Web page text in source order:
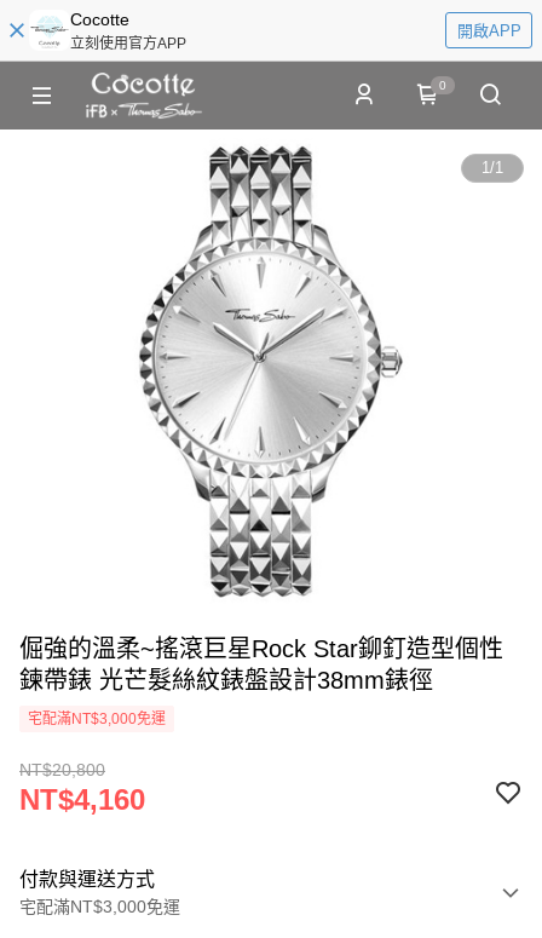
Cocotte
立刻使用官方APP
開啟APP
0
1/1
倔強的溫柔~搖滾巨星Rock Star鉚釘造型個性
鍊帶錶 光芒髮絲紋錶盤設計38mm錶徑
宅配滿NT$3,000免運
NT$20,800
NT$4,160
付款與運送方式
宅配滿NT$3,000免運